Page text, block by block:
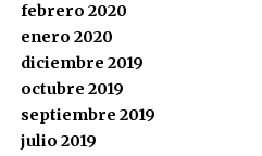
febrero 2020
enero 2020
diciembre 2019
octubre 2019
septiembre 2019
julio 2019